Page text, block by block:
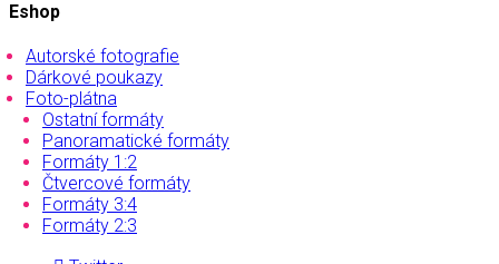
Eshop
Autorské fotografie
Dárkové poukazy
Foto-plátna
Ostatní formáty
Panoramatické formáty
Formáty 1:2
Čtvercové formáty
Formáty 3:4
Formáty 2:3